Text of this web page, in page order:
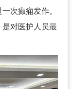
次癫痫发作。
对医护人员最